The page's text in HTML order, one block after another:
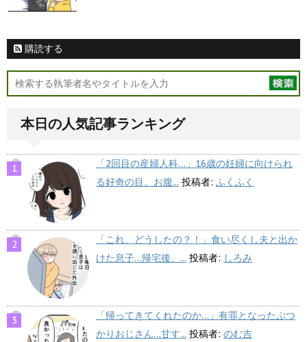
購読する
本日の人気記事ランキング
「2回目の産婦人科…」16歳の妊婦に向けられ
る好奇の目。お腹... 投稿者: ふくふく
「これ、どうしたの？！」食い尽くし夫と出か
けた息子…帰宅後、... 投稿者: しろみ
「帰ってきてくれたのか…」有罪となったぶつ
かりおじさん…甘す... 投稿者: のむ吉